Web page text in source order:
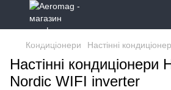
Кондиціонери Настінні
Настінні кондиціонери
Nordic WIFI inverter